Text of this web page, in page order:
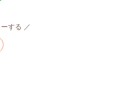
する